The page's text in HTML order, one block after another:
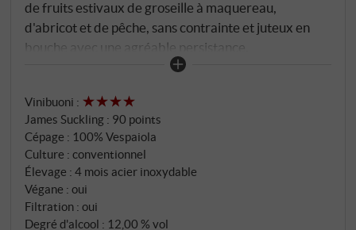
de fruits estivaux de groseille à maquereau,
d'abricot et de pêche, sans contrainte et juteux en
bouche avec une agréable persistance.
Vinibuoni :
James Suckling : 90 points
Cépage : 100% Vespaiola
Culture : conventionnel
Élevage : 4 mois acier inoxydable
Végane : oui
Filtration : oui
Degré d'alcool : 12,00 % vol